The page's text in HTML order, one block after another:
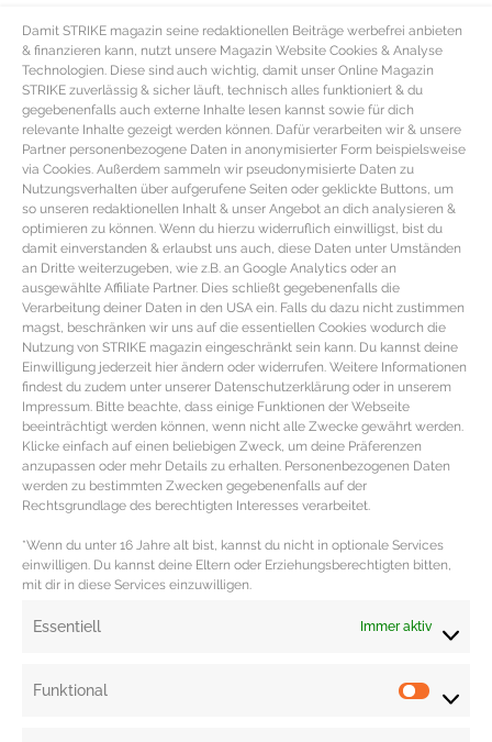
Damit STRIKE magazin seine redaktionellen Beiträge werbefrei anbieten
& finanzieren kann, nutzt unsere Magazin Website Cookies & Analyse
Technologien. Diese sind auch wichtig, damit unser Online Magazin
STRIKE zuverlässig & sicher läuft, technisch alles funktioniert & du
gegebenenfalls auch externe Inhalte lesen kannst sowie für dich
relevante Inhalte gezeigt werden können. Dafür verarbeiten wir & unsere
Partner personenbezogene Daten in anonymisierter Form beispielsweise
via Cookies. Außerdem sammeln wir pseudonymisierte Daten zu
Nutzungsverhalten über aufgerufene Seiten oder geklickte Buttons, um
so unseren redaktionellen Inhalt & unser Angebot an dich analysieren &
optimieren zu können. Wenn du hierzu widerruflich einwilligst, bist du
damit einverstanden & erlaubst uns auch, diese Daten unter Umständen
an Dritte weiterzugeben, wie z.B. an Google Analytics oder an
ausgewählte Affiliate Partner. Dies schließt gegebenenfalls die
Verarbeitung deiner Daten in den USA ein. Falls du dazu nicht zustimmen
magst, beschränken wir uns auf die essentiellen Cookies wodurch die
Nutzung von STRIKE magazin eingeschränkt sein kann. Du kannst deine
Einwilligung jederzeit hier ändern oder widerrufen. Weitere Informationen
findest du zudem unter unserer Datenschutzerklärung oder in unserem
Impressum. Bitte beachte, dass einige Funktionen der Webseite
beeinträchtigt werden können, wenn nicht alle Zwecke gewährt werden.
Klicke einfach auf einen beliebigen Zweck, um deine Präferenzen
anzupassen oder mehr Details zu erhalten. Personenbezogenen Daten
werden zu bestimmten Zwecken gegebenenfalls auf der
Rechtsgrundlage des berechtigten Interesses verarbeitet.
*Wenn du unter 16 Jahre alt bist, kannst du nicht in optionale Services
einwilligen. Du kannst deine Eltern oder Erziehungsberechtigten bitten,
mit dir in diese Services einzuwilligen.
Essentiell Immer aktiv
Funktional